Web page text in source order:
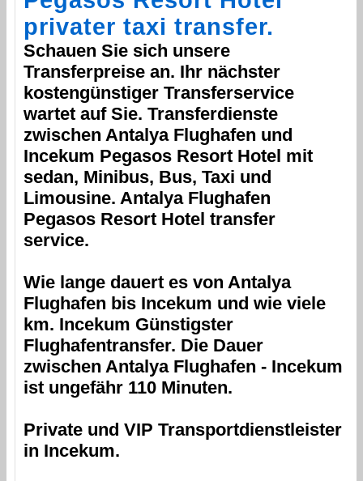
privater taxi transfer.
Schauen Sie sich unsere
Transferpreise an. Ihr nächster
kostengünstiger Transferservice
wartet auf Sie. Transferdienste
zwischen Antalya Flughafen und
Incekum Pegasos Resort Hotel mit
sedan, Minibus, Bus, Taxi und
Limousine. Antalya Flughafen
Pegasos Resort Hotel transfer
service.
Wie lange dauert es von Antalya
Flughafen bis Incekum und wie viele
km. Incekum Günstigster
Flughafentransfer. Die Dauer
zwischen Antalya Flughafen - Incekum
ist ungefähr 110 Minuten.
Private und VIP Transportdienstleister
in Incekum.